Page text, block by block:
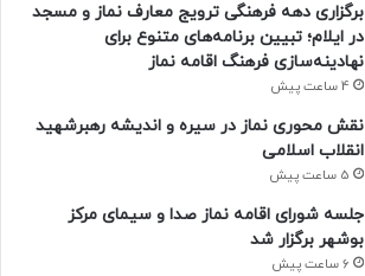
برگزاری دهه فرهنگی ترویج معارف نماز و مسجد
در ایلام؛ تبیین برنامه‌های متنوع برای
نهادینه‌سازی فرهنگ اقامه نماز
4 ساعت پیش
نقش محوری نماز در سیره و اندیشه رهبرشهید
انقلاب اسلامی
5 ساعت پیش
جلسه شورای اقامه نماز صدا و سیمای مرکز
بوشهر برگزار شد
6 ساعت پیش